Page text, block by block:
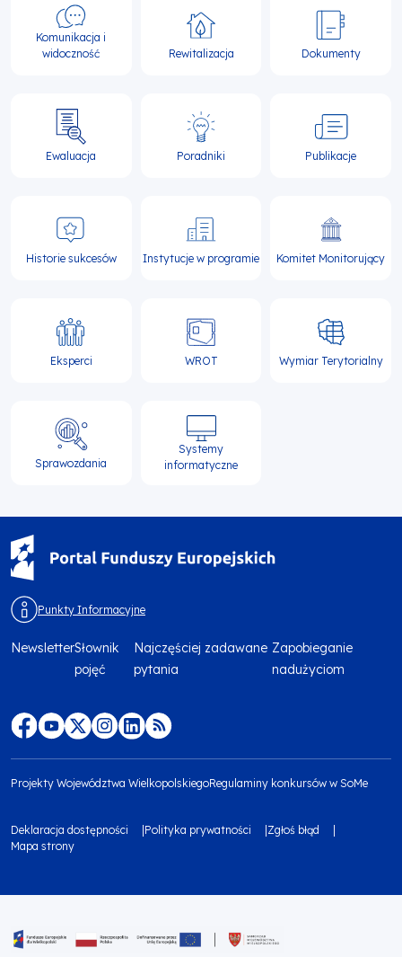
Komunikacja i
widoczność
Rewitalizacja Dokumenty
Ewaluacja Poradniki Publikacje
Historie sukcesów Instytucje w programie Komitet Monitorujący
Eksperci WROT Wymiar Terytorialny
Sprawozdania
Systemy
informatyczne
Punkty Informacyjne
Menu
footer
społecznościowe
top
NewsletterSłownik
pojęć
Najczęściej zadawane
pytania
Zapobieganie
nadużyciom
footer
Projekty Województwa WielkopolskiegoRegulaminy konkursów w SoMe
Menu
footer
Deklaracja dostępności Polityka prywatności
Zgłoś błąd
Mapa strony